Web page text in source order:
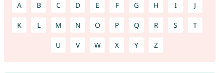
A B C D E F G H I J
K L M N O P Q R S T
U V W X Y Z